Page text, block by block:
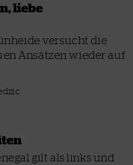
liebe
versucht die
Ansätzen wieder auf
gilt als links und